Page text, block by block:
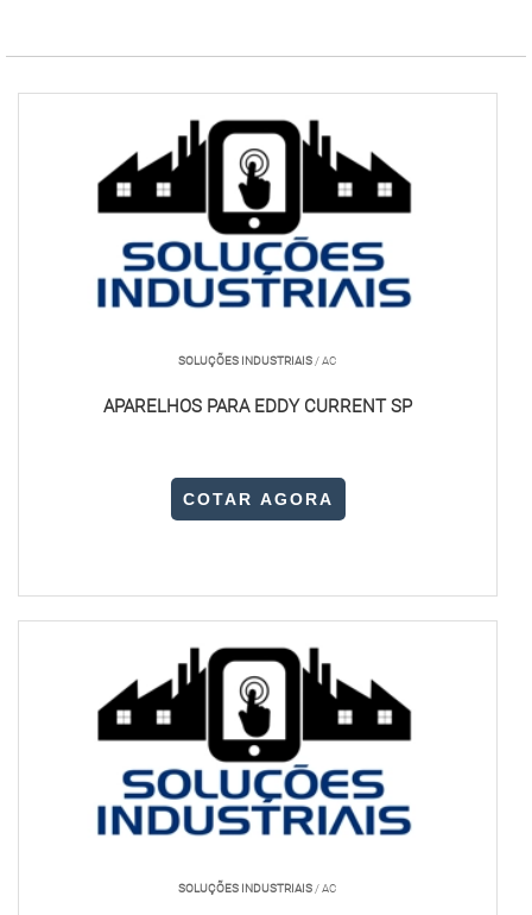
SOLUÇÕES INDUSTRIAIS/ AC
APARELHOS PARA EDDY CURRENT SP
COTAR AGORA
SOLUÇÕES INDUSTRIAIS/ AC